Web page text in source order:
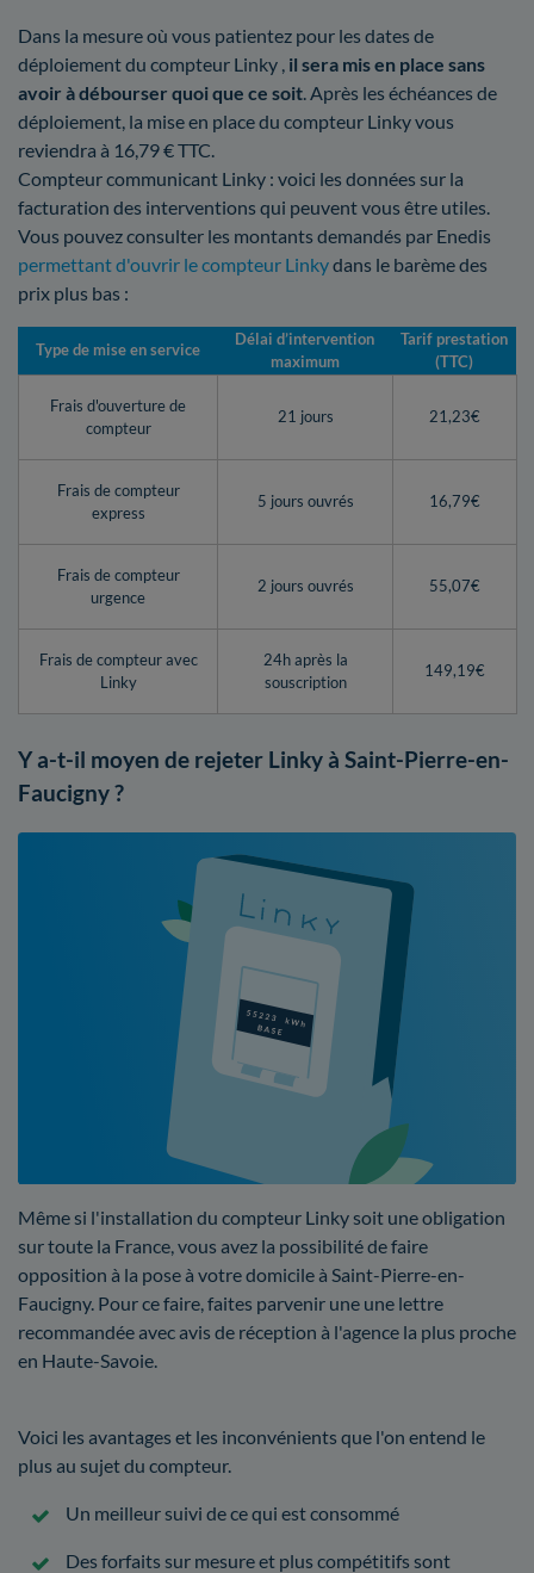
Dans la mesure où vous patientez pour les dates de
déploiement du compteur Linky , il sera mis en place sans
avoir à débourser quoi que ce soit. Après les échéances de
déploiement, la mise en place du compteur Linky vous
reviendra à 16,79 € TTC.
Compteur communicant Linky : voici les données sur la
facturation des interventions qui peuvent vous être utiles.
Vous pouvez consulter les montants demandés par Enedis
permettant d'ouvrir le compteur Linkydans le barème des
prix plus bas :
Type de mise en service
Délai d’intervention
maximum
Tarif prestation
(TTC)
Frais d'ouverture de
compteur
21 jours 21,23€
Frais de compteur
express
5 jours ouvrés 16,79€
Frais de compteur
urgence
2 jours ouvrés 55,07€
Frais de compteur avec
Linky
24h après la
souscription
149,19€
Y a-t-il moyen de rejeter Linky à Saint-Pierre-en-
Faucigny ?
Même si l'installation du compteur Linky soit une obligation
sur toute la France, vous avez la possibilité de faire
opposition à la pose à votre domicile à Saint-Pierre-en-
Faucigny. Pour ce faire, faites parvenir une une lettre
recommandée avec avis de réception à l'agence la plus proche
en Haute-Savoie.
Voici les avantages et les inconvénients que l'on entend le
plus au sujet du compteur.
Un meilleur suivi de ce qui est consommé
Des forfaits sur mesure et plus compétitifs sont